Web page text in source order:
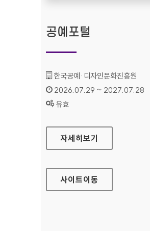
공예포털
기관명 :
한국공예·디자인문화진흥원
인증기간 :
2026.07.29 ~ 2027.07.28
상태 :
유효
공예포털
자세히보기
사이트이동